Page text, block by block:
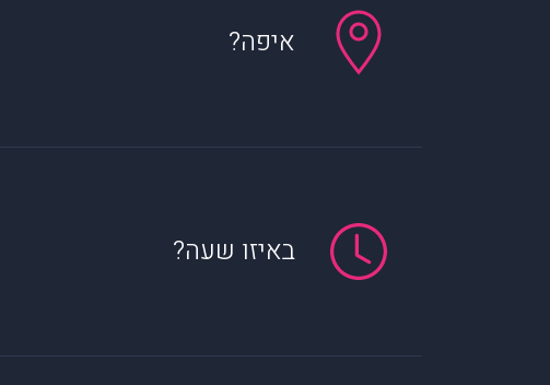
איפה?
באיזו שעה?